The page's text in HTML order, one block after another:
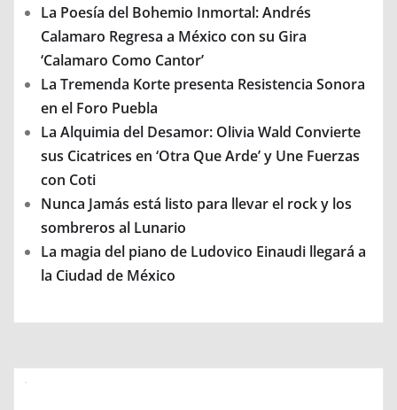
La Poesía del Bohemio Inmortal: Andrés
Calamaro Regresa a México con su Gira
‘Calamaro Como Cantor’
La Tremenda Korte presenta Resistencia Sonora
en el Foro Puebla
La Alquimia del Desamor: Olivia Wald Convierte
sus Cicatrices en ‘Otra Que Arde’ y Une Fuerzas
con Coti
Nunca Jamás está listo para llevar el rock y los
sombreros al Lunario
La magia del piano de Ludovico Einaudi llegará a
la Ciudad de México